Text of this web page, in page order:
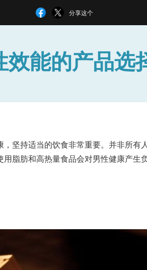
分享这个
效能的产品选
坚持适当的饮食非常重要。并非所有
脂肪和高热量食品会对男性健康产生